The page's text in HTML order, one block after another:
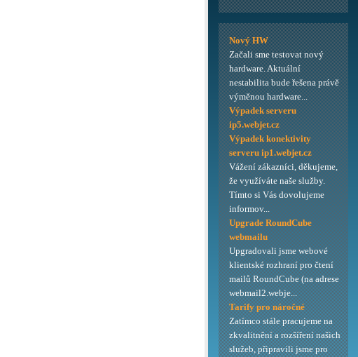
Nový HW
Začali sme testovat nový
hardware. Aktuální
nestabilita bude řešena právě
výměnou hardware...
Výpadek serveru
ip5.webjet.cz
Výpadek konektivity
serveru ip1.webjet.cz
Vážení zákazníci, děkujeme,
že využíváte naše služby.
Tímto si Vás dovolujeme
informov...
Upgrade RoundCube
webmailu
Upgradovali jsme webové
klientské rozhraní pro čtení
mailů RoundCube (na adrese
webmail2.webje...
Tarify pro náročné
Zatímco stále pracujeme na
zkvalitnění a rozšíření našich
služeb, připravili jsme pro